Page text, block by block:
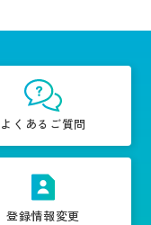
よくあるご質問
登録情報変更